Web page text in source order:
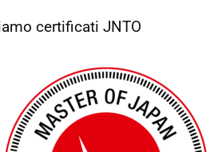
certificati JNTO